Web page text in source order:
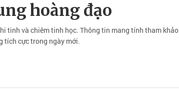
hoàng đạo
tinh và chiêm tinh học. Thông tin mang tính tham khảo
tích cực trong ngày mới.